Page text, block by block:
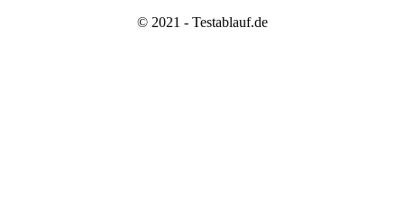
© 2021 - Testablauf.de